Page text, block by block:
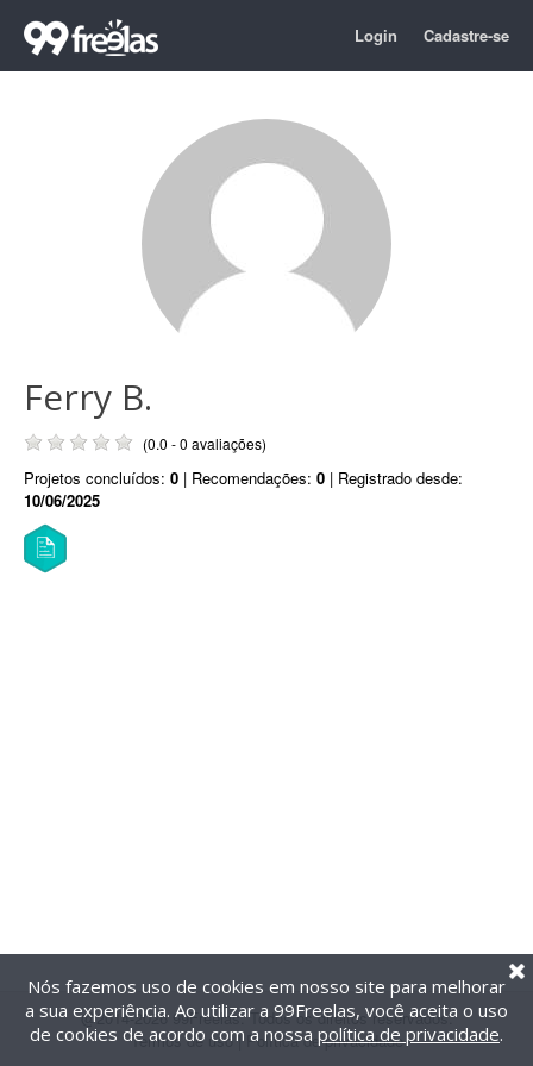
Login Cadastre-se
Ferry B.
(0.0 - 0 avaliações)
Projetos concluídos: 0 | Recomendações: 0 | Registrado desde:
10/06/2025
@2014-2026 99Freelas. Todos os direitos reservados.
Termos de uso| Política de privacidade
Nós fazemos uso de cookies em nosso site para melhorar
a sua experiência. Ao utilizar a 99Freelas, você aceita o uso
de cookies de acordo com a nossa política de privacidade.